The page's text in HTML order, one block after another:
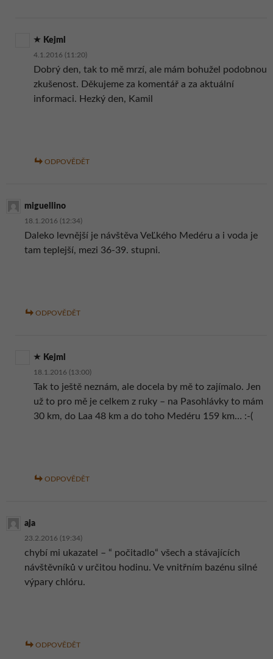
Kejml
4.1.2016 (11:20)
Dobrý den, tak to mě mrzí, ale mám bohužel podobnou
zkušenost. Děkujeme za komentář a za aktuální
informaci. Hezký den, Kamil
ODPOVĚDĚT
miguellino
18.1.2016 (12:34)
Daleko levnější je návštěva VeĽkého Medéru a i voda je
tam teplejší, mezi 36-39. stupni.
ODPOVĚDĚT
Kejml
18.1.2016 (13:00)
Tak to ještě neznám, ale docela by mě to zajímalo. Jen
už to pro mě je celkem z ruky – na Pasohlávky to mám
30 km, do Laa 48 km a do toho Medéru 159 km… :-(
ODPOVĚDĚT
aja
23.2.2016 (19:34)
chybí mi ukazatel – “ počitadlo“ všech a stávajících
návštěvníků v určitou hodinu. Ve vnitřním bazénu silné
výpary chlóru.
ODPOVĚDĚT